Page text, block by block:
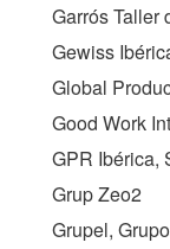
Garrós Taller
Gewiss
Global
Good Work
GPR Ibérica,
Grup Zeo2
Grupel,